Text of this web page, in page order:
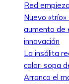
Red
Nuevo
aumento de
innovación
La insólita
calor: sopa
Arranca el